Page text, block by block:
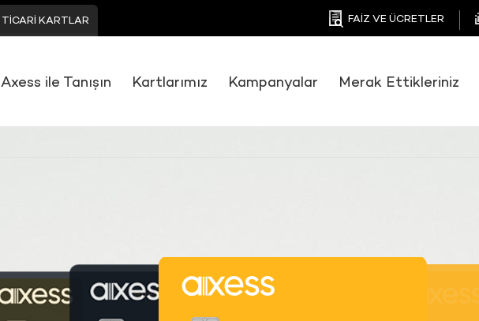
TİCARİ KARTLAR FAİZ VE ÜCRETLER
Axess ile Tanışın Kartlarımız Kampanyalar Merak Ettikleriniz